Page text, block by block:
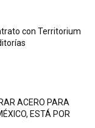
con Territorium
ACERO PARA
ESTÁ POR